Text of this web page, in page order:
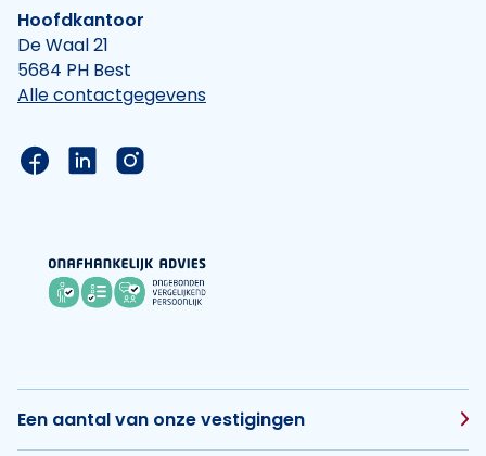
Hoofdkantoor
De Waal 21
5684 PH Best
Alle contactgegevens
Link naar de Facebook pagina van Hypotheek
Link naar de LinkedIn pagina van
Link naar de Instagram pagina van
Een aantal van onze vestigingen